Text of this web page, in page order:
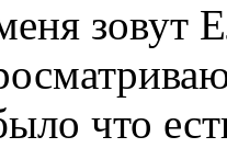
зовут
что